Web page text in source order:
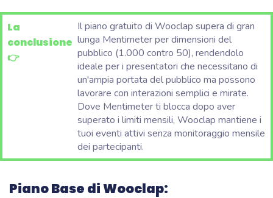
La
conclusione
👉
Il piano gratuito di Wooclap supera di gran
lunga Mentimeter per dimensioni del
pubblico (1.000 contro 50), rendendolo
ideale per i presentatori che necessitano di
un'ampia portata del pubblico ma possono
lavorare con interazioni semplici e mirate.
Dove Mentimeter ti blocca dopo aver
superato i limiti mensili, Wooclap mantiene i
tuoi eventi attivi senza monitoraggio mensile
dei partecipanti.
Piano Base di Wooclap: